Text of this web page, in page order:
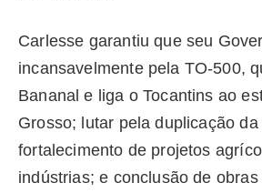
Carlesse garantiu que seu
incansavelmente pela TO-500,
Bananal e liga o Tocantins ao
Grosso; lutar pela duplicação da
fortalecimento de projetos
indústrias; e conclusão de